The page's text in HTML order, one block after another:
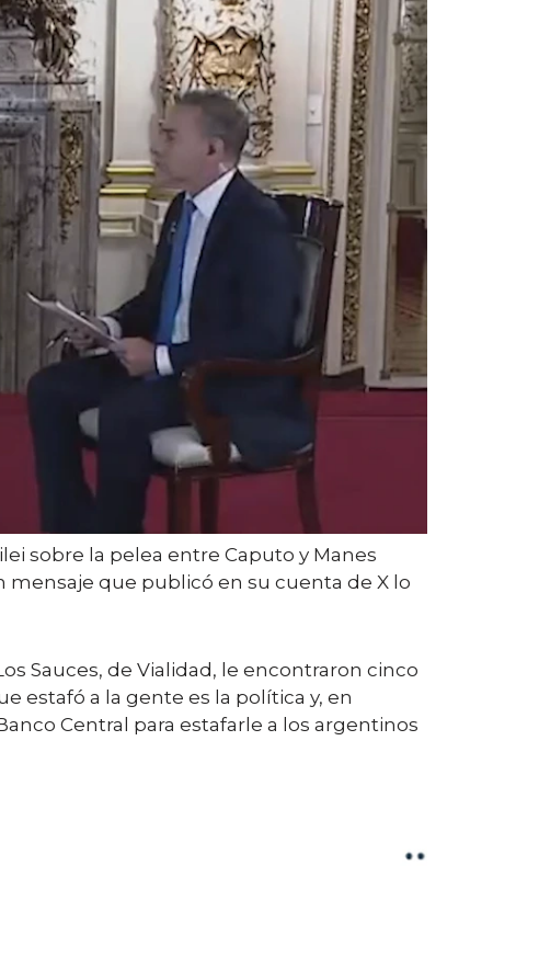
sobre la pelea entre Caputo y Manes
mensaje que publicó en su cuenta de X lo
Sauces, de Vialidad, le encontraron cinco
estafó a la gente es la política y, en
Central para estafarle a los argentinos